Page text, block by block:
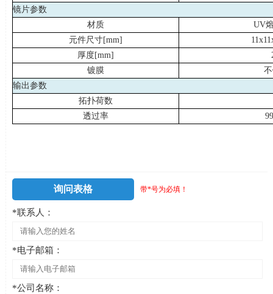
镜片参数
材质
UV
元件尺寸[mm]
厚度[mm]
镀膜
输出参数
拓扑荷数
透过率
询问表格 带*号为必填！
*联系人：
*电子邮箱：
*公司名称：